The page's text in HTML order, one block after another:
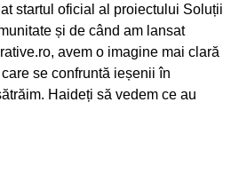
startul oficial al proiectului Soluții
și de când am lansat
avem o imagine mai clară
se confruntă ieșenii în
Haideți să vedem ce au